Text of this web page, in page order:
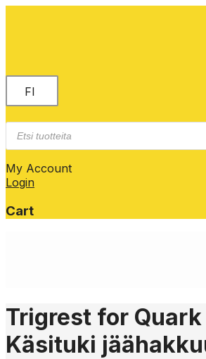
FI
Products
search
My Account
Login
Cart
Trigrest for Quark
Käsituki